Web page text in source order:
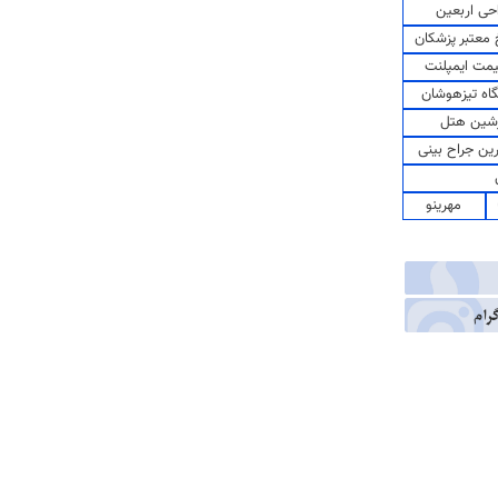
اربعین
پزشکان
ایمپلنت
تیزهوشان
هتل
جراح بینی
مهرینو